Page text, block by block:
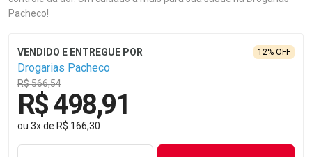
Pacheco!
Drogarias Pacheco
R$ 566,54
12% OFF
R$ 498,91
ou 3xde R$ 166,30